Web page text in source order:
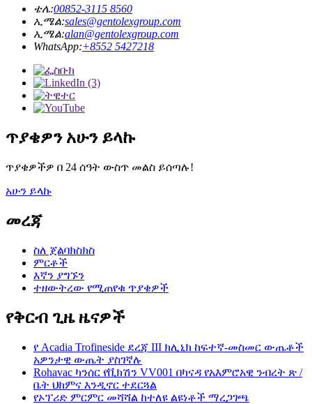
ቴሌ:00852-3115 8560
ኢሜል:sales@gentolexgroup.com
ኢሜል:alan@gentolexgroup.com
WhatsApp:+8552 5427218
ጥያቄዎን አሁን ይላኩ
ጥያቄዎችዎ በ 24 ሰዓት ውስጥ መልስ ይሰጣሉ!
አሁን ይላኩ
መረጃ
ስለ ጀልባክስክስ
ምርቶች
እኛን ያግኙን
ተዘውትረው የሚጠየቁ ጥያቄዎች
የቅርብ ጊዜ ዜናዎች
የ Acadia Trofineside ደረጃ III ክሊኒክ ከፍተኛ-መስመር ውጤቶች
አዎንታዊ ውጤት ያስገኛሉ
Rohavac ካንሰር የቪክሽን VV001 በካናዳ የአእምሮአዊ ንብረት ጽ /
ቤት ህክምና እንዲኖር ተደርጓል
የኦፕሪድ ምርምር መሻሻል ከተለዩ ልዩነቶች ማረጋገጫ